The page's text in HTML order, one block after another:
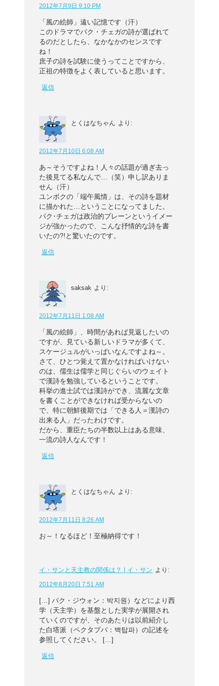
2012年7月9日 9:10 PM
「風の絵師」遠い記憶です（汗）
このドラマでパク・チェガの詩が選ばれて
るのだとしたら、なかなかのセンスです
ね！
庶子の詩を試験に使うってことですから、
正祖の特徴をよく表していると思います。
返信
とくはなちゃん より:
2012年7月10日 6:08 AM
あ～そうですよね！人々の話題が過ぎ去っ
た後見てる私なんで…（笑）申し訳ありま
せん（汗）
ユンボクの「端午風情」は、その詩を題材
に描かれた…ということになってました。
パク･チェガは政治的ブレーンというイメー
ジが強かったので、こんな抒情的な詩を書
いたの?!と驚いたのです。
返信
saksak より:
2012年7月11日 1:08 AM
「風の絵師」、時間があれば見返したいの
ですが、見ている新しいドラマが多くて、
スケージュルがいっぱいなんですよね～。
さて、ひとつ覚えて置かなければいけない
のは、儒生は儒学と同じぐらいのウェイト
で漢詩を勉強しているということです。
科挙の進士試では漢詩ができ、流麗な文章
を書くことができなければ受からないの
で、特に朝鮮後期では「できる人＝漢詩の
出来る人」だったわけです。
だから、重臣たちの半数以上はある意味、
一流の詩人なんです！
返信
とくはなちゃん より:
2012年7月11日 8:26 AM
お～！なるほど！至極納得です！
イ・サンと天主教の関係は？ | イ・サン より:
2012年8月20日 7:51 AM
[…] パク・ジウォン：박지원）などにより西
学（天主学）を基盤とした実学が展開され
ていくのですが、そのあたりは以前紹介し
た白塔派（ペクタプパ：백탑파）の記述を
参照してください。 […]
返信